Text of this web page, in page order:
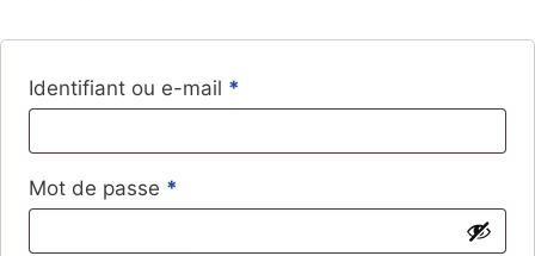
Identifiant ou e-mail *
Mot de passe *